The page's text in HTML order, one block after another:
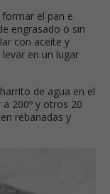
el pan e
engrasado o sin
con aceite y
en un lugar
de agua en el
200º y otros 20
rebanadas y